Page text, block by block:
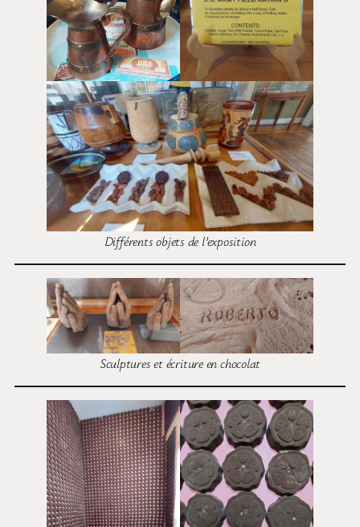
Différents objets de l’exposition
Sculptures et écriture en chocolat